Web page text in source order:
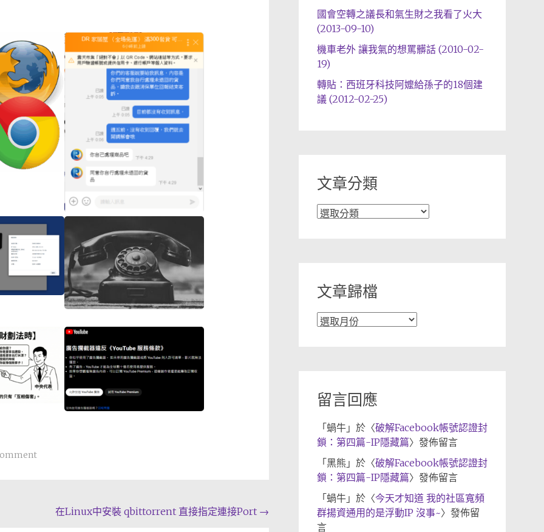
在Linux中安裝 qbittorrent 直接指定連接Port →
國會空轉之議長和氣生財之我看了火大
(2013-09-10)
機車老外 讓我氣的想罵髒話 (2010-02-
19)
轉貼：西班牙科技阿嬤給孫子的18個建
議 (2012-02-25)
文章分類
文
文章歸檔
文
留言回應
「 蝸牛」於〈破解Facebook帳號認證封
鎖：第四篇-IP隱藏篇〉發佈留言
「 黑熊 」於〈破解Facebook帳號認證封
鎖：第四篇-IP隱藏篇〉發佈留言
「 蝸牛」於〈今天才知道 我的社區寬頻
群揚資通用的是浮動IP 沒事~〉發佈留
言